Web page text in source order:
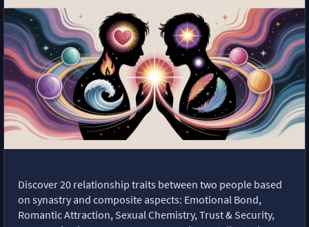
Discover 20 relationship traits between two people based
on synastry and composite aspects: Emotional Bond,
Romantic Attraction, Sexual Chemistry, Trust & Security,